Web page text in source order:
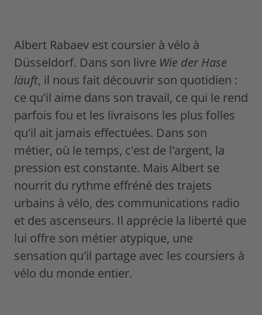
Albert Rabaev est coursier à vélo à
Düsseldorf. Dans son livre Wie der Hase
läuft, il nous fait découvrir son quotidien :
ce qu'il aime dans son travail, ce qui le rend
parfois fou et les livraisons les plus folles
qu'il ait jamais effectuées. Dans son
métier, où le temps, c'est de l'argent, la
pression est constante. Mais Albert se
nourrit du rythme effréné des trajets
urbains à vélo, des communications radio
et des ascenseurs. Il apprécie la liberté que
lui offre son métier atypique, une
sensation qu'il partage avec les coursiers à
vélo du monde entier.